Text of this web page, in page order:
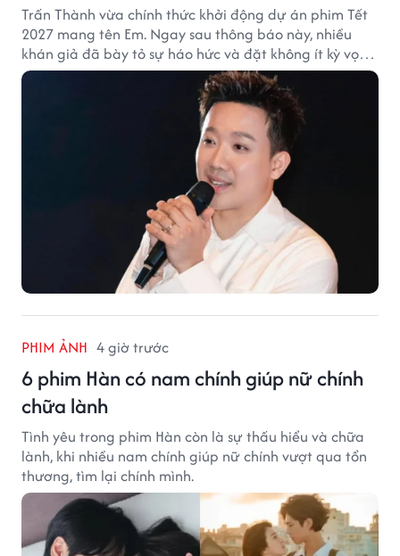
Trấn Thành vừa chính thức khởi động dự án phim Tết
2027 mang tên Em. Ngay sau thông báo này, nhiều
khán giả đã bày tỏ sự háo hức và đặt không ít kỳ vọng
vào bộ phim mới của Trấn Thành.
PHIM ẢNH 4 giờ trước
6 phim Hàn có nam chính giúp nữ chính
chữa lành
Tình yêu trong phim Hàn còn là sự thấu hiểu và chữa
lành, khi nhiều nam chính giúp nữ chính vượt qua tổn
thương, tìm lại chính mình.